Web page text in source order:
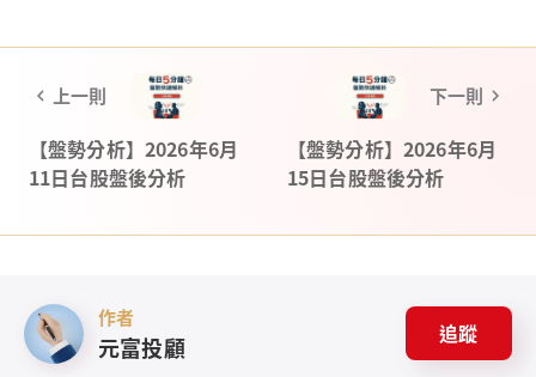
上一則
【盤勢分析】2026年6月
11日台股盤後分析
下一則
【盤勢分析】2026年6月
15日台股盤後分析
作者
元富投顧 追蹤